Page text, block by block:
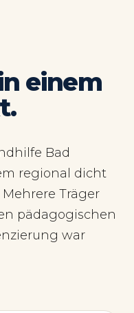
einem
Bad
regional dicht
Träger
pädagogischen
war